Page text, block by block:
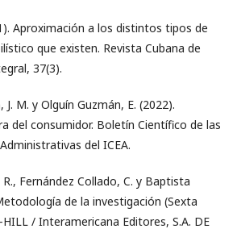
Aproximación a los distintos tipos de
que existen. Revista Cubana de
37(3).
M. y Olguín Guzmán, E. (2022).
del consumidor. Boletín Científico de las
del ICEA.
Fernández Collado, C. y Baptista
de la investigación (Sexta
/ Interamericana Editores, S.A. DE